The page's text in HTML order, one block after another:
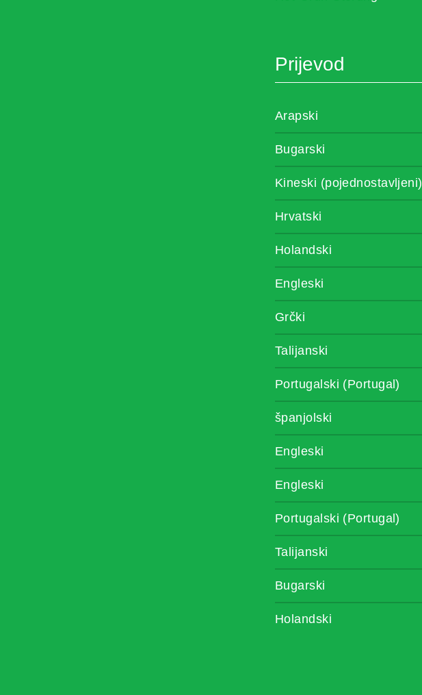
Prijevod
Arapski
Bugarski
Kineski (pojednostavljeni)
Hrvatski
Holandski
Engleski
Grčki
Talijanski
Portugalski (Portugal)
španjolski
Engleski
Engleski
Portugalski (Portugal)
Talijanski
Bugarski
Holandski